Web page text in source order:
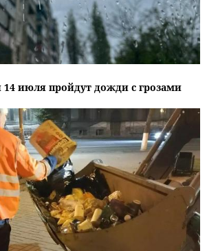
14 июля пройдут дожди с грозами